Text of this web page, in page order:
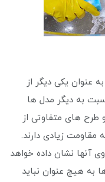
عنوان یکی دیگر از
به دیگر مدل ها
طرح های متفاوتی از
مقاومت زیادی دارند.
آنها نشان داده خواهد
به هیچ عنوان نباید